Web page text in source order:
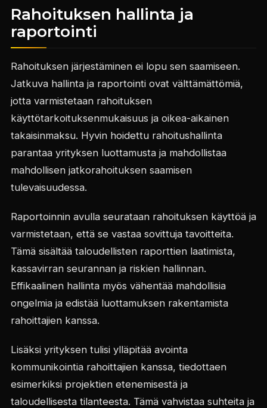
Rahoituksen hallinta ja
raportointi
Rahoituksen järjestäminen ei lopu sen saamiseen.
Jatkuva hallinta ja raportointi ovat välttämättömiä,
jotta varmistetaan rahoituksen
käyttötarkoituksenmukaisuus ja oikea-aikainen
takaisinmaksu. Hyvin hoidettu rahoitushallinta
parantaa yrityksen luottamusta ja mahdollistaa
mahdollisen jatkorahoituksen saamisen
tulevaisuudessa.
Raportoinnin avulla seurataan rahoituksen käyttöä ja
varmistetaan, että se vastaa sovittuja tavoitteita.
Tämä sisältää taloudellisten raporttien laatimista,
kassavirran seurannan ja riskien hallinnan.
Effikaalinen hallinta myös vähentää mahdollisia
ongelmia ja edistää luottamuksen rakentamista
rahoittajien kanssa.
Lisäksi yrityksen tulisi ylläpitää avointa
kommunikointia rahoittajien kanssa, tiedottaen
esimerkiksi projektien etenemisestä ja
taloudellisesta tilanteesta. Tämä vahvistaa suhteita ja